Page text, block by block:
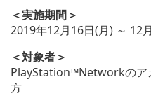
＜実施期間＞
2019年12月16日(月) ～ 12
＜対象者＞
PlayStation™Networkのア
方